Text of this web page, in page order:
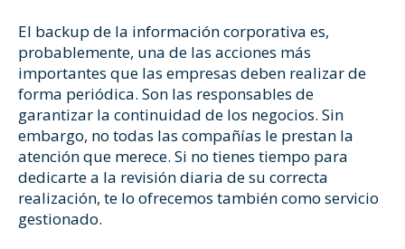
El backup de la información corporativa es,
probablemente, una de las acciones más
importantes que las empresas deben realizar de
forma periódica. Son las responsables de
garantizar la continuidad de los negocios. Sin
embargo, no todas las compañías le prestan la
atención que merece. Si no tienes tiempo para
dedicarte a la revisión diaria de su correcta
realización, te lo ofrecemos también como servicio
gestionado.